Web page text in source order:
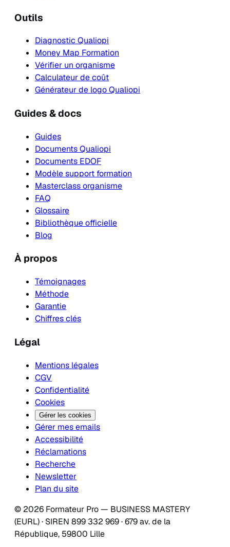
Outils
Diagnostic Qualiopi
Money Map Formation
Vérifier un organisme
Calculateur de coût
Générateur de logo Qualiopi
Guides & docs
Guides
Documents Qualiopi
Documents EDOF
Modèle support formation
Masterclass organisme
FAQ
Glossaire
Bibliothèque officielle
Blog
À propos
Témoignages
Méthode
Garantie
Chiffres clés
Légal
Mentions légales
CGV
Confidentialité
Cookies
Gérer les cookies
Gérer mes emails
Accessibilité
Réclamations
Recherche
Newsletter
Plan du site
© 2026 Formateur Pro — BUSINESS MASTERY
(EURL) · SIREN 899 332 969 · 679 av. de la
République, 59800 Lille